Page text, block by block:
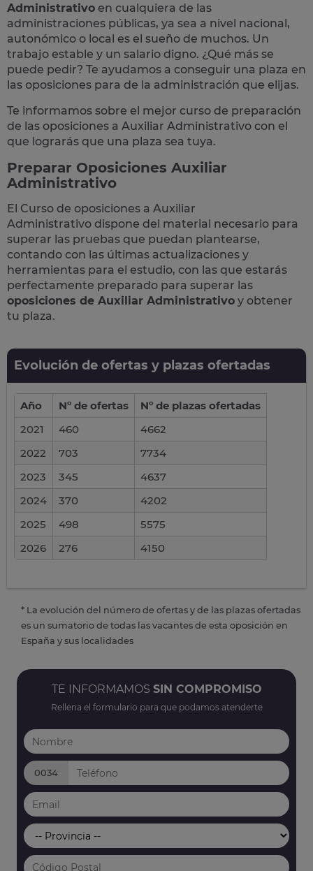
Administrativo en cualquiera de las
administraciones públicas, ya sea a nivel nacional,
autonómico o local es el sueño de muchos. Un
trabajo estable y un salario digno. ¿Qué más se
puede pedir? Te ayudamos a conseguir una plaza en
las oposiciones para de la administración que elijas.
Te informamos sobre el mejor curso de preparación
de las oposiciones a Auxiliar Administrativo con el
que lograrás que una plaza sea tuya.
Preparar Oposiciones Auxiliar
Administrativo
El Curso de oposiciones a Auxiliar
Administrativo dispone del material necesario para
superar las pruebas que puedan plantearse,
contando con las últimas actualizaciones y
herramientas para el estudio, con las que estarás
perfectamente preparado para superar las
oposiciones de Auxiliar Administrativo y obtener
tu plaza.
Evolución de ofertas y plazas ofertadas
Año Nº de ofertas
Nº de plazas ofertadas
2021
460
4662
2022
703
7734
2023
345
4637
2024
370
4202
2025
498
5575
2026
276 4150
* La evolución del número de ofertas y de las plazas ofertadas
es un sumatorio de todas las vacantes de esta oposición en
España y sus localidades
TE INFORMAMOS SIN COMPROMISO
Rellena el formulario para que podamos atenderte
0034